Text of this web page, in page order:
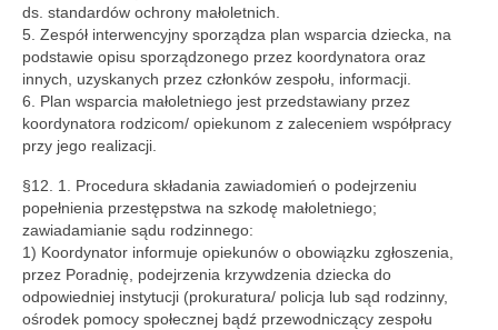
ds. standardów ochrony małoletnich.
5. Zespół interwencyjny sporządza plan wsparcia dziecka, na
podstawie opisu sporządzonego przez koordynatora oraz
innych, uzyskanych przez członków zespołu, informacji.
6. Plan wsparcia małoletniego jest przedstawiany przez
koordynatora rodzicom/ opiekunom z zaleceniem współpracy
przy jego realizacji.
§12. 1. Procedura składania zawiadomień o podejrzeniu
popełnienia przestępstwa na szkodę małoletniego;
zawiadamianie sądu rodzinnego:
1) Koordynator informuje opiekunów o obowiązku zgłoszenia,
przez Poradnię, podejrzenia krzywdzenia dziecka do
odpowiedniej instytucji (prokuratura/ policja lub sąd rodzinny,
ośrodek pomocy społecznej bądź przewodniczący zespołu